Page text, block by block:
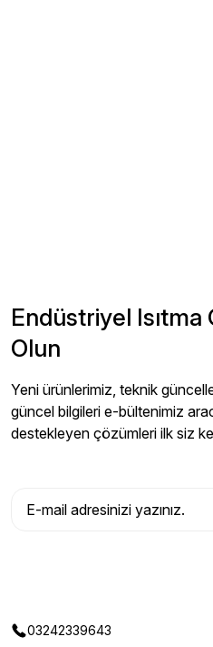
Endüstriyel
Olun
Yeni ürünlerimiz, teknik
güncel bilgileri e-bültenimiz
destekleyen çözümleri ilk siz
03242339643